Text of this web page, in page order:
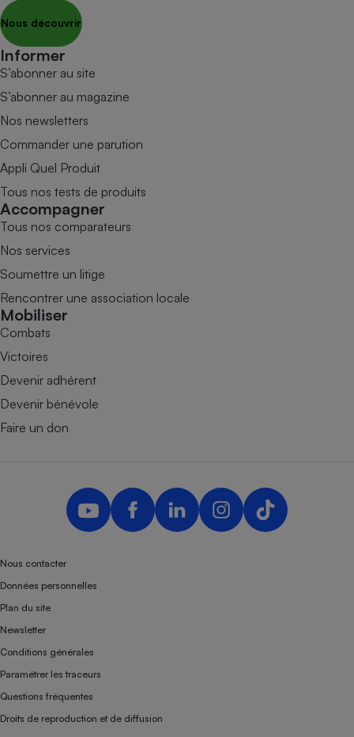
Nous découvrir
Informer
S’abonner au site
S’abonner au magazine
Nos newsletters
Commander une parution
Appli Quel Produit
Tous nos tests de produits
Accompagner
Tous nos comparateurs
Nos services
Soumettre un litige
Rencontrer une association locale
Mobiliser
Combats
Victoires
Devenir adhérent
Devenir bénévole
Faire un don
Nous contacter
Données personnelles
Plan du site
Newsletter
Conditions générales
Paramétrer les traceurs
Questions fréquentes
Droits de reproduction et de diffusion